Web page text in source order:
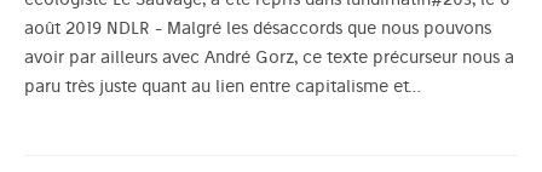
août 2019 NDLR - Malgré les désaccords que nous pouvons
avoir par ailleurs avec André Gorz, ce texte précurseur nous a
paru très juste quant au lien entre capitalisme et…